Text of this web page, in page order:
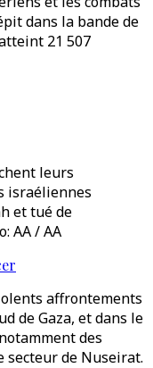
dans la bande de
21 507
leurs
israéliennes
et tué de
AA / AA
affrontements
de Gaza, et dans le
des
de Nuseirat.